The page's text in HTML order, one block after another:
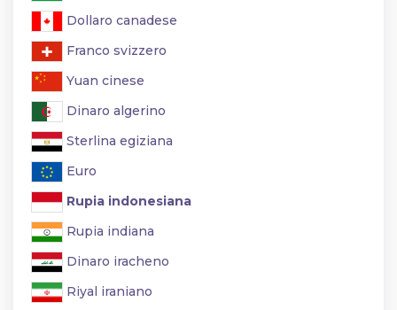
Dollaro canadese
Franco svizzero
Yuan cinese
Dinaro algerino
Sterlina egiziana
Euro
Rupia indonesiana
Rupia indiana
Dinaro iracheno
Riyal iraniano